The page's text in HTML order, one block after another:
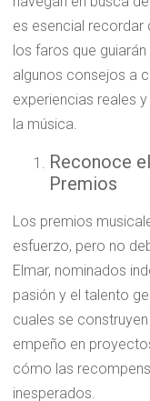
es esencial recordar
los faros que
algunos consejos a
experiencias reales
la música.
Reconoce
Premios
Los premios
esfuerzo, pero no
Elmar, nominados
pasión y el talento
cuales se
empeño en
cómo las
inesperados.